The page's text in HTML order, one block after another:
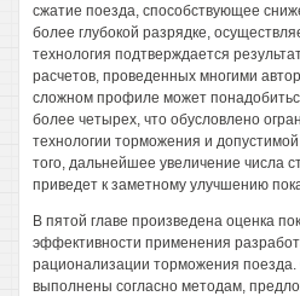
сжатие поезда, способствующее
более глубокой разрядке,
технология подтверждается
расчетов, проведенных многими
сложном профиле может
более четырех, что обусловлено
технологии торможения и
того, дальнейшее увеличение числа
приведет к заметному улучшению
В пятой главе произведена оценка
эффективности применения
рационализации торможения
выполнены согласно методам,